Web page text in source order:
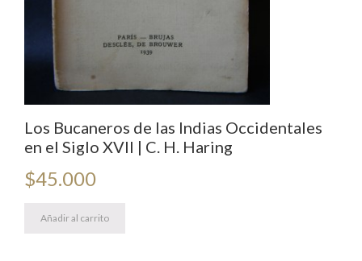
Los Bucaneros de las Indias Occidentales
en el Siglo XVII | C. H. Haring
$45.000
Añadir al carrito